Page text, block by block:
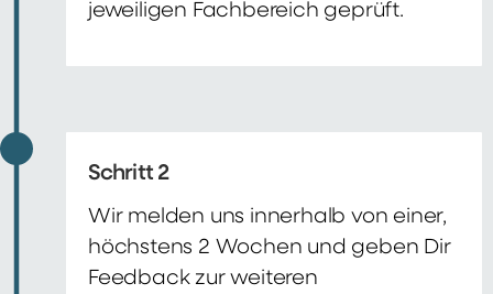
jeweiligen Fachbereich geprüft.
Schritt 2
Wir melden uns innerhalb von einer,
höchstens 2 Wochen und geben Dir
Feedback zur weiteren